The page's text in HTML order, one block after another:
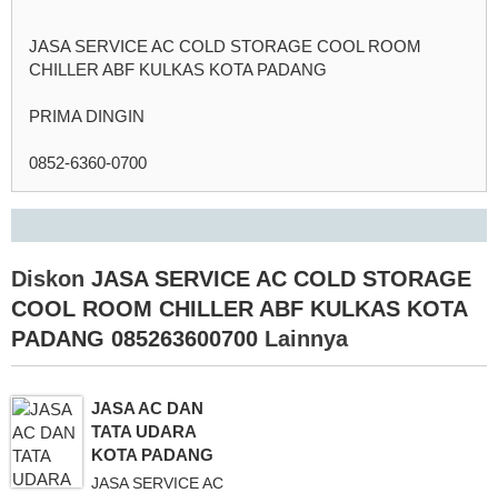
JASA SERVICE AC COLD STORAGE COOL ROOM
CHILLER ABF KULKAS KOTA PADANG
PRIMA DINGIN
0852-6360-0700
Diskon JASA SERVICE AC COLD STORAGE
COOL ROOM CHILLER ABF KULKAS KOTA
PADANG 085263600700 Lainnya
JASA AC DAN
TATA UDARA
KOTA PADANG
JASA SERVICE AC